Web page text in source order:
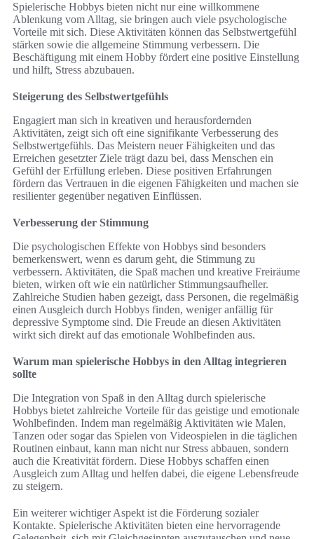
Spielerische Hobbys bieten nicht nur eine willkommene
Ablenkung vom Alltag, sie bringen auch viele psychologische
Vorteile mit sich. Diese Aktivitäten können das Selbstwertgefühl
stärken sowie die allgemeine Stimmung verbessern. Die
Beschäftigung mit einem Hobby fördert eine positive Einstellung
und hilft, Stress abzubauen.
Steigerung des Selbstwertgefühls
Engagiert man sich in kreativen und herausfordernden
Aktivitäten, zeigt sich oft eine signifikante Verbesserung des
Selbstwertgefühls. Das Meistern neuer Fähigkeiten und das
Erreichen gesetzter Ziele trägt dazu bei, dass Menschen ein
Gefühl der Erfüllung erleben. Diese positiven Erfahrungen
fördern das Vertrauen in die eigenen Fähigkeiten und machen sie
resilienter gegenüber negativen Einflüssen.
Verbesserung der Stimmung
Die psychologischen Effekte von Hobbys sind besonders
bemerkenswert, wenn es darum geht, die Stimmung zu
verbessern. Aktivitäten, die Spaß machen und kreative Freiräume
bieten, wirken oft wie ein natürlicher Stimmungsaufheller.
Zahlreiche Studien haben gezeigt, dass Personen, die regelmäßig
einen Ausgleich durch Hobbys finden, weniger anfällig für
depressive Symptome sind. Die Freude an diesen Aktivitäten
wirkt sich direkt auf das emotionale Wohlbefinden aus.
Warum man spielerische Hobbys in den Alltag integrieren
sollte
Die Integration von Spaß in den Alltag durch spielerische
Hobbys bietet zahlreiche Vorteile für das geistige und emotionale
Wohlbefinden. Indem man regelmäßig Aktivitäten wie Malen,
Tanzen oder sogar das Spielen von Videospielen in die täglichen
Routinen einbaut, kann man nicht nur Stress abbauen, sondern
auch die Kreativität fördern. Diese Hobbys schaffen einen
Ausgleich zum Alltag und helfen dabei, die eigene Lebensfreude
zu steigern.
Ein weiterer wichtiger Aspekt ist die Förderung sozialer
Kontakte. Spielerische Aktivitäten bieten eine hervorragende